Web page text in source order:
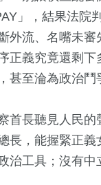
」，結果法院
外流、名嘴未
正義究竟還剩
至淪為政治鬥
首長聽見人民
長，能握緊正
工具；沒有中